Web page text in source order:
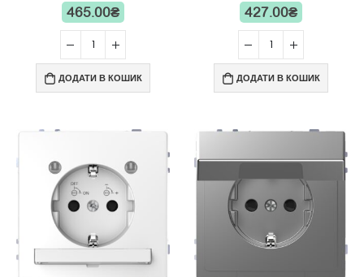
465.00₴
ДОДАТИ В КОШИК
427.00₴
ДОДАТИ В КОШИК